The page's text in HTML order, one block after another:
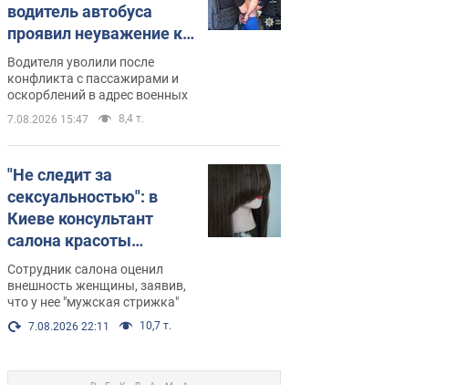
водитель автобуса
проявил неуважение к
украинским военным и
поплатился за это.
Видео
Водителя уволили после
конфликта с пассажирами и
оскорблений в адрес военных
7.08.2026 15:47 8,4 т.
"Не следит за
сексуальностью": в
Киеве консультант
салона красоты
оскорбил женщину
после химиотерапии,
разгорелся скандал.
Фото
Сотрудник салона оценил
внешность женщины, заявив,
что у нее "мужская стрижка"
7.08.2026 22:11 10,7 т.